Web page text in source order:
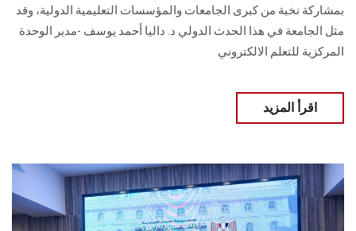
بمشاركة نخبة من كبرى الجامعات والمؤسسات التعليمية الدولية، وقد
مثل الجامعة في هذا الحدث الدولي د. داليا أحمد يوسف -مدير الوحدة
المركزية للتعلم الالكتروني
اقرأ المزيد